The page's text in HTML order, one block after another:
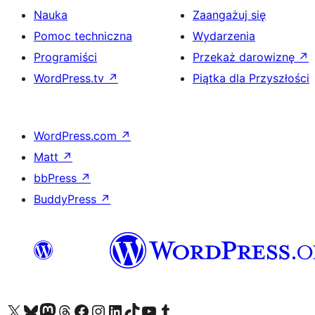
Nauka
Pomoc techniczna
Programiści
WordPress.tv ↗
Zaangażuj się
Wydarzenia
Przekaż darowiznę ↗
Piątka dla Przyszłości
WordPress.com ↗
Matt ↗
bbPress ↗
BuddyPress ↗
Odwiedź nasze konto X (dawniej Twitter)
Odwiedź nasze konto Bluesky
Odwiedź nasze konto na Mastodoncie
Odwiedź naszego Threadsa
Odwiedź naszego Facebooka
Odwiedź nasze konto na Instagramie
Odwiedź nasze konto na LinkedIn
Odwiedź naszego TikToka
Odwiedź nasz kanał YouTube
Odwiedź naszego Tumblra